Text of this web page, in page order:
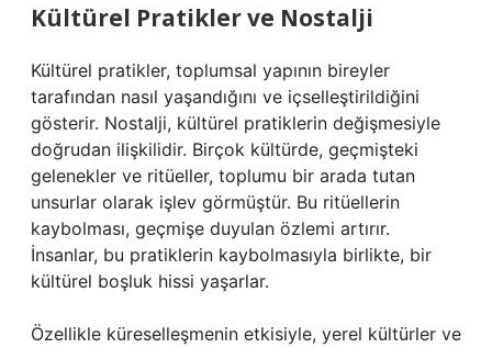
Kültürel Pratikler ve Nostalji
Kültürel pratikler, toplumsal yapının bireyler
tarafından nasıl yaşandığını ve içselleştirildiğini
gösterir. Nostalji, kültürel pratiklerin değişmesiyle
doğrudan ilişkilidir. Birçok kültürde, geçmişteki
gelenekler ve ritüeller, toplumu bir arada tutan
unsurlar olarak işlev görmüştür. Bu ritüellerin
kaybolması, geçmişe duyulan özlemi artırır.
İnsanlar, bu pratiklerin kaybolmasıyla birlikte, bir
kültürel boşluk hissi yaşarlar.
Özellikle küreselleşmenin etkisiyle, yerel kültürler ve